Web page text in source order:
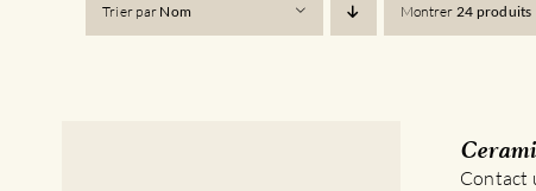
Trier par Nom Montrer 24 produits
Contact